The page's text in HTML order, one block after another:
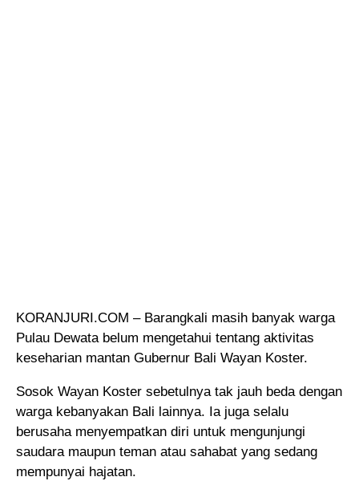
KORANJURI.COM – Barangkali masih banyak warga
Pulau Dewata belum mengetahui tentang aktivitas
keseharian mantan Gubernur Bali Wayan Koster.
Sosok Wayan Koster sebetulnya tak jauh beda dengan
warga kebanyakan Bali lainnya. Ia juga selalu
berusaha menyempatkan diri untuk mengunjungi
saudara maupun teman atau sahabat yang sedang
mempunyai hajatan.